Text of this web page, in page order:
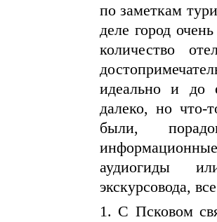
по заметкам
деле город
количество
идеально и до
далеко, но что-
были,
аудиогиды
экскурсовода,
1. С Псковом